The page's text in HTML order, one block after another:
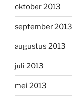
oktober 2013
september 2013
augustus 2013
juli 2013
mei 2013